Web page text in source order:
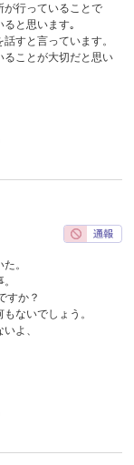
が行っていることで
と思います｡
すと言っています。
ることが大切だと思い
。
すか？
ないでしょう。
よ、